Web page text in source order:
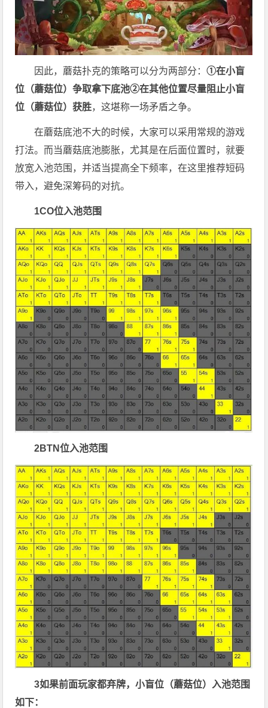
因此，蘑菇扑克的策略可以分为两部分：①在小盲
位（蘑菇位）争取拿下底池②在其他位置尽量阻止小盲
位（蘑菇位）获胜，这堪称一场矛盾之争。
在蘑菇底池不大的时候，大家可以采用常规的游戏
打法。而当蘑菇底池膨胀，尤其是在后面位置时，就要
放宽入池范围，并适当提高全下频率，在这里推荐短码
带入，避免深筹码的对抗。
1CO位入池范围
2BTN位入池范围
3如果前面玩家都弃牌，小盲位（蘑菇位）入池范围
如下：